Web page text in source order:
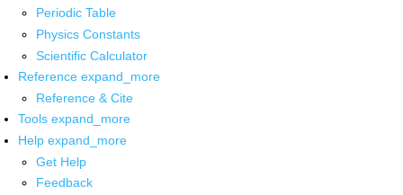
Periodic Table
Physics Constants
Scientific Calculator
Reference expand_more
Reference & Cite
Tools expand_more
Help expand_more
Get Help
Feedback